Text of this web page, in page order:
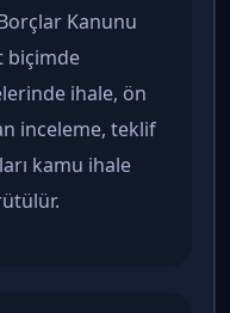
Kanunu
biçimde
ihale, ön
inceleme, teklif
kamu ihale